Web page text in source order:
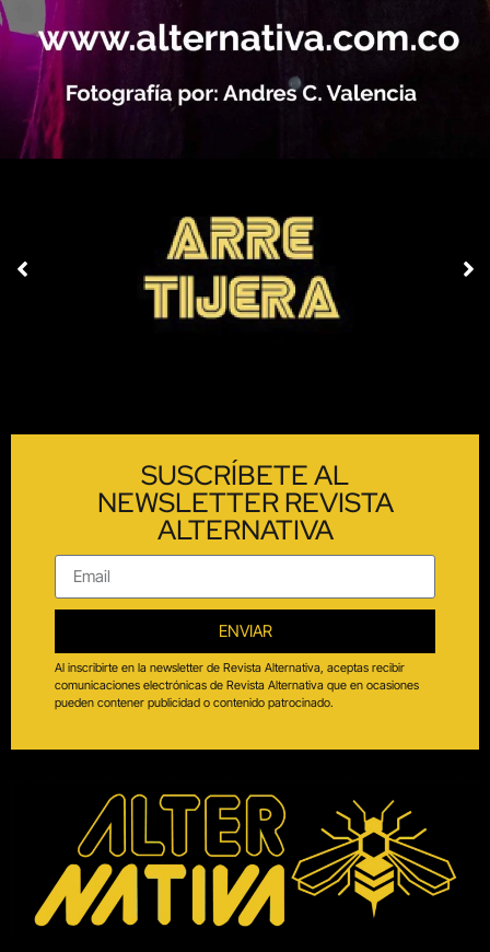
SUSCRÍBETE AL
NEWSLETTER REVISTA
ALTERNATIVA
ENVIAR
Al inscribirte en la newsletter de Revista Alternativa, aceptas recibir
comunicaciones electrónicas de Revista Alternativa que en ocasiones
pueden contener publicidad o contenido patrocinado.